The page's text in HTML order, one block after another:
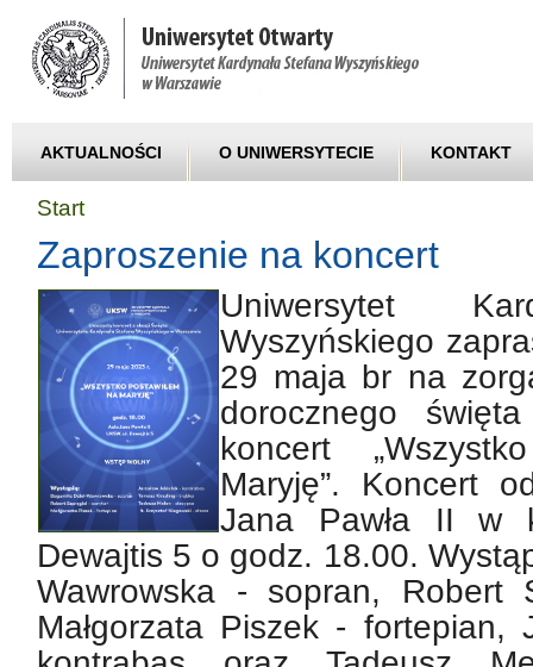
AKTUALNOŚCI O UNIWERSYTECIE KONTAKT
Start
Zaproszenie na koncert
Uniwersytet
Wyszyńskiego
29 maja br na
dorocznego
koncert
Maryję”. Koncert
Jana Pawła II w
Dewajtis 5 o godz. 18.00.
Wawrowska - sopran, Robert
Małgorzata Piszek - fortepian,